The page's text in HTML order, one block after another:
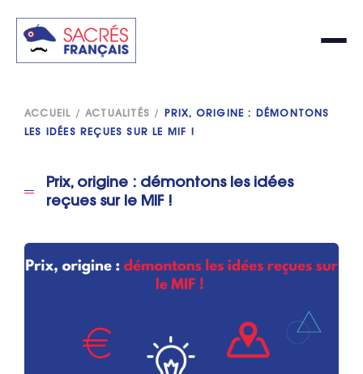
ACCUEIL /ACTUALITÉS / PRIX, ORIGINE : DÉMONTONS
LES IDÉES REÇUES SUR LE MIF !
Prix, origine : démontons les idées
reçues sur le MIF !